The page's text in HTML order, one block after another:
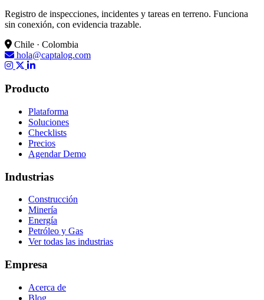
Registro de inspecciones, incidentes y tareas en terreno. Funciona
sin conexión, con evidencia trazable.
Chile · Colombia
hola@captalog.com
Producto
Plataforma
Soluciones
Checklists
Precios
Agendar Demo
Industrias
Construcción
Minería
Energía
Petróleo y Gas
Ver todas las industrias
Empresa
Acerca de
Blog